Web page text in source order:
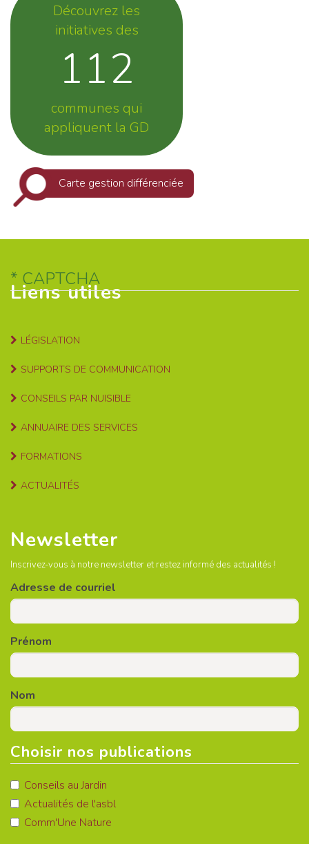
Découvrez les
initiatives des
112
communes qui
appliquent la GD
Carte gestion différenciée
Liens utiles
LÉGISLATION
SUPPORTS DE COMMUNICATION
CONSEILS PAR NUISIBLE
ANNUAIRE DES SERVICES
FORMATIONS
ACTUALITÉS
Newsletter
Inscrivez-vous à notre newsletter et restez informé des actualités !
Adresse de courriel
Prénom
Nom
Choisir nos publications
Conseils au Jardin
Actualités de l'asbl
Comm'Une Nature
CAPTCHA